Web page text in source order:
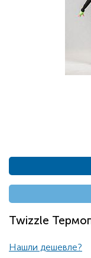
Twizzle
Нашли дешевле?